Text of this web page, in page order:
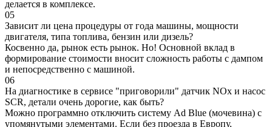
делается в комплексе.
05
Зависит ли цена процедуры от года машины, мощности
двигателя, типа топлива, бензин или дизель?
Косвенно да, рынок есть рынок. Но! Основной вклад в
формирование стоимости вносит сложность работы с дампом
и непосредственно с машиной.
06
На диагностике в сервисе "приговорили" датчик NOx и насос
SCR, детали очень дорогие, как быть?
Можно программно отключить систему Ad Blue (мочевина) с
упомянутыми элементами. Если без проезда в Европу,